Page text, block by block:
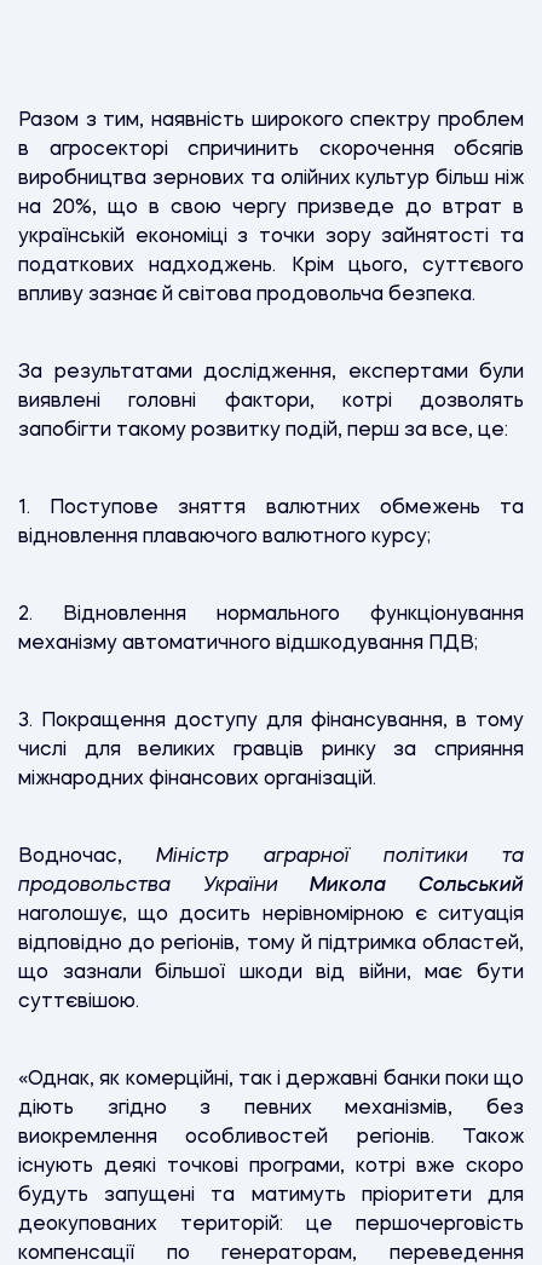
Разом з тим, наявність широкого спектру проблем
в агросекторі спричинить скорочення обсягів
виробництва зернових та олійних культур більш ніж
на 20%, що в свою чергу призведе до втрат в
українській економіці з точки зору зайнятості та
податкових надходжень. Крім цього, суттєвого
впливу зазнає й світова продовольча безпека.
За результатами дослідження, експертами були
виявлені головні фактори, котрі дозволять
запобігти такому розвитку подій, перш за все, це:
1. Поступове зняття валютних обмежень та
відновлення плаваючого валютного курсу;
2. Відновлення нормального функціонування
механізму автоматичного відшкодування ПДВ;
3. Покращення доступу для фінансування, в тому
числі для великих гравців ринку за сприяння
міжнародних фінансових організацій.
Водночас,Міністр аграрної політики та
продовольства УкраїниМикола Сольський
наголошує, що досить нерівномірною є ситуація
відповідно до регіонів, тому й підтримка областей,
що зазнали більшої шкоди від війни, має бути
суттєвішою.
«Однак, як комерційні, так і державні банки поки що
діють згідно з певних механізмів, без
виокремлення особливостей регіонів. Також
існують деякі точкові програми, котрі вже скоро
будуть запущені та матимуть пріоритети для
деокупованих територій: це першочерговість
компенсації по генераторам, переведення